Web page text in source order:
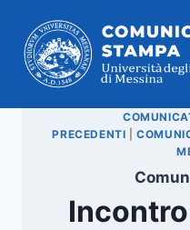
contenuto
PRECEDENTI |